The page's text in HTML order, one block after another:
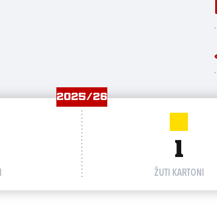
2025/26
1
ŽUTI KARTONI